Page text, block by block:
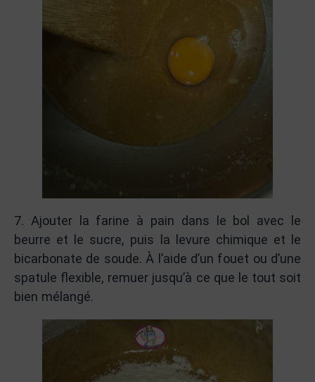
7. Ajouter la farine à pain dans le bol avec le
beurre et le sucre, puis la levure chimique et le
bicarbonate de soude. À l’aide d’un fouet ou d’une
spatule flexible, remuer jusqu’à ce que le tout soit
bien mélangé.